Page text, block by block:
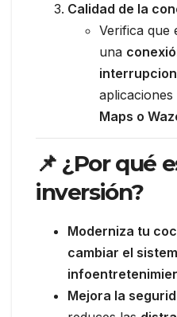
Calidad de la
Verifica que
una
Maps o
📌 ¿Por qué
inversión?
Moderniza tu
cambiar el
Mejora la